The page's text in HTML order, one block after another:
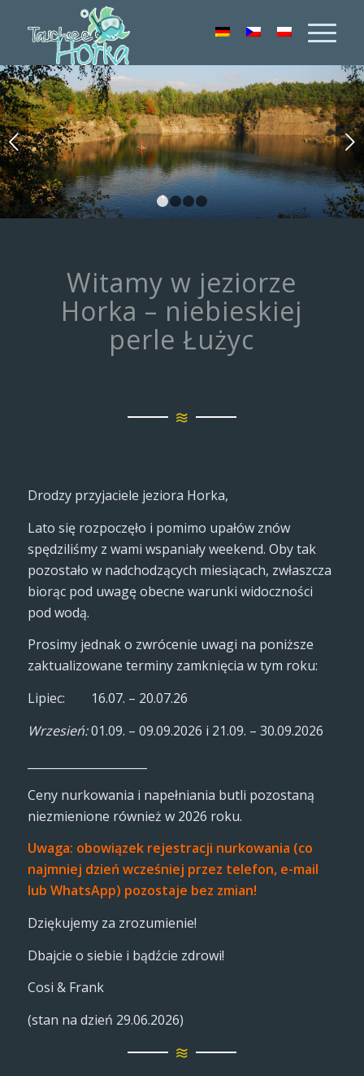
Next
2 3 4
Witamy w jeziorze
Horka – niebieskiej
perle Łużyc
Drodzy przyjaciele jeziora Horka,
Lato się rozpoczęło i pomimo upałów znów
spędziliśmy z wami wspaniały weekend. Oby tak
pozostało w nadchodzących miesiącach, zwłaszcza
biorąc pod uwagę obecne warunki widoczności
pod wodą.
Prosimy jednak o zwrócenie uwagi na poniższe
zaktualizowane terminy zamknięcia w tym roku:
Lipiec: 16.07. – 20.07.26
Wrzesień:01.09. – 09.09.2026 i 21.09. – 30.09.2026
Ceny nurkowania i napełniania butli pozostaną
niezmienione również w 2026 roku.
Uwaga: obowiązek rejestracji nurkowania (co
najmniej dzień wcześniej przez telefon, e-mail
lub WhatsApp) pozostaje bez zmian!
Dziękujemy za zrozumienie!
Dbajcie o siebie i bądźcie zdrowi!
Cosi & Frank
(stan na dzień 29.06.2026)